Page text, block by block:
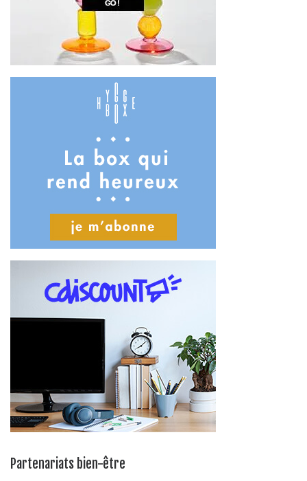
Partenariats bien-être